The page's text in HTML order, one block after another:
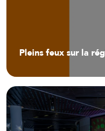
Pleins feux sur la